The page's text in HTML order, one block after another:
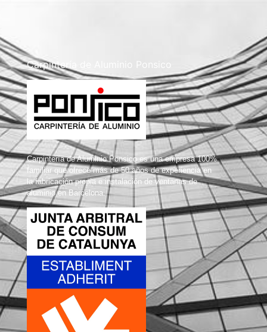
Carpintería de Aluminio Ponsico
Carpintería de Aluminio Ponsico es una empresa 100%
familiar que ofrece más de 50 años de experiencia en
la fabricación propia e instalación de ventanas de
aluminio en Barcelona.